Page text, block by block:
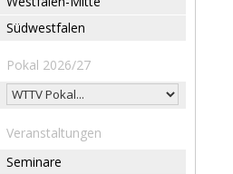
Südwestfalen
Pokal 2026/27
Veranstaltungen
Seminare